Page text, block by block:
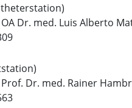
Dr. med. Luis Alberto
Dr. med. Rainer